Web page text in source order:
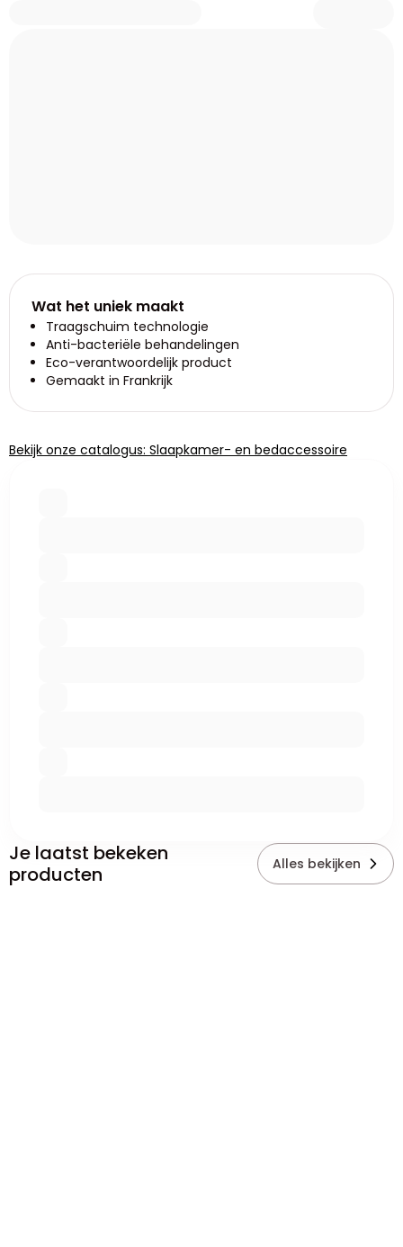
Wat het uniek maakt
Traagschuim technologie
Anti-bacteriële behandelingen
Eco-verantwoordelijk product
Gemaakt in Frankrijk
Bekijk onze catalogus: Slaapkamer- en bedaccessoire
Je laatst bekeken
producten
Alles bekijken